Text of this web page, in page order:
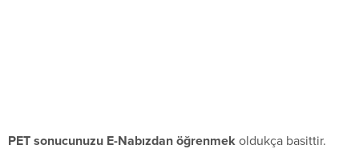
PET sonucunuzu E-Nabızdan öğrenmek oldukça basittir.